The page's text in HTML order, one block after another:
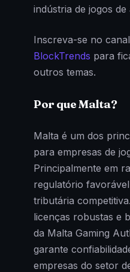
indústria de jogos
Inscreva-se no
BlockTrends para
outros temas.
Por que Malta?
Malta é um dos
para empresas de
Principalmente em
regulatório
tributária
licenças robustas e
da Malta Gaming
garante
empresas do setor